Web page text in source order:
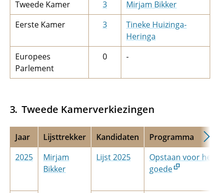
Tweede Kamer
3
Mirjam Bikker
Eerste Kamer
3
Tineke Huizinga-
Heringa
Europees
Parlement
0 -
Tweede Kamerverkiezingen
Jaar Lijsttrekker Kandidaten
Programma
2025
Mirjam
Bikker
Lijst 2025
Opstaan voor het
goede